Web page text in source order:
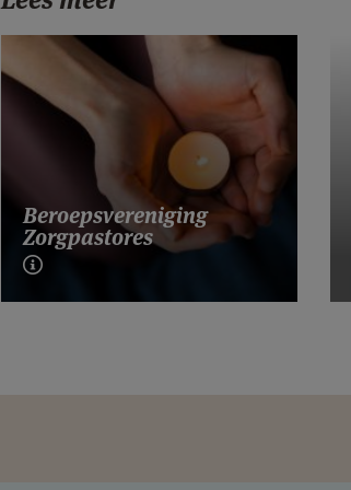
Beroepsvereniging
Zorgpastores